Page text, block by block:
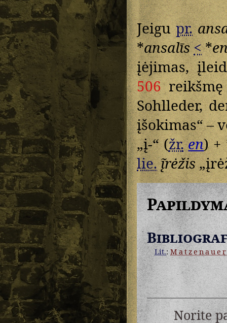
Jeigupr.
*ansalīs<*
įėjimas,
506reikšmę
Sohlleder,
įšokimas“ –
„į-“ (žr. en) +
lie.į̃rėžis
Lit.:Matzenauer
Norite